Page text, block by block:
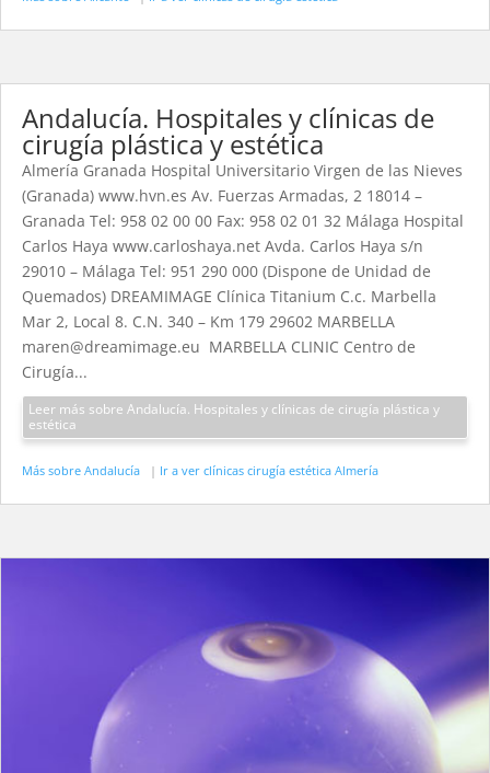
Andalucía. Hospitales y clínicas de
cirugía plástica y estética
Almería Granada Hospital Universitario Virgen de las Nieves
(Granada) www.hvn.es Av. Fuerzas Armadas, 2 18014 –
Granada Tel: 958 02 00 00 Fax: 958 02 01 32 Málaga Hospital
Carlos Haya www.carloshaya.net Avda. Carlos Haya s/n
29010 – Málaga Tel: 951 290 000 (Dispone de Unidad de
Quemados) DREAMIMAGE Clínica Titanium C.c. Marbella
Mar 2, Local 8. C.N. 340 – Km 179 29602 MARBELLA
maren@dreamimage.eu MARBELLA CLINIC Centro de
Cirugía...
Leer más sobre Andalucía. Hospitales y clínicas de cirugía plástica y
estética
Más sobre Andalucía | Ir a ver clínicas cirugía estética Almería